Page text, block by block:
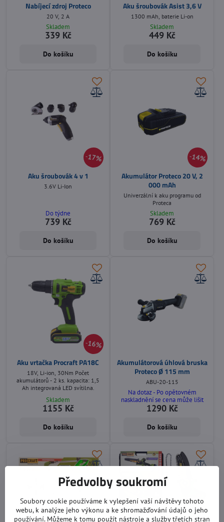
Nabíjecí zdroj Proteco
20 V, 2 A
Skladem
339 Kč
Do košíku
Aku šroubovák Asist 3,6 V
1300 mAh, baterie Li-on
Skladem
449 Kč
Do košíku
17%
Aku šroubovák 4 v 1
3.6V Li-Ion
Do týdne
739 Kč
Do košíku
14%
Akumulátor Proteco 20 V, 2
000 mAh
Univerzální k aku programu od
Proteca
Skladem
769 Kč
Do košíku
16%
Aku vrtačka Procraft PA18C
18V, Li-ion, 30Nm Počet
akumulátorů - 2 ks. kapacita: 1,5
Ah integrovaná LED svítilna.
Skladem
1155 Kč
Do košíku
Akumulátorová úhlová bruska
Proteco Ø 115 mm
ABU-20-115
Na dotaz - Po opětovném
naskladnění se cena může lišit
1290 Kč
Do košíku
Předvolby soukromí
Soubory cookie používáme k vylepšení vaší návštěvy tohoto
webu, k analýze jeho výkonu a ke shromažďování údajů o jeho
používání. Můžeme k tomu použít nástroje a služby třetích stran